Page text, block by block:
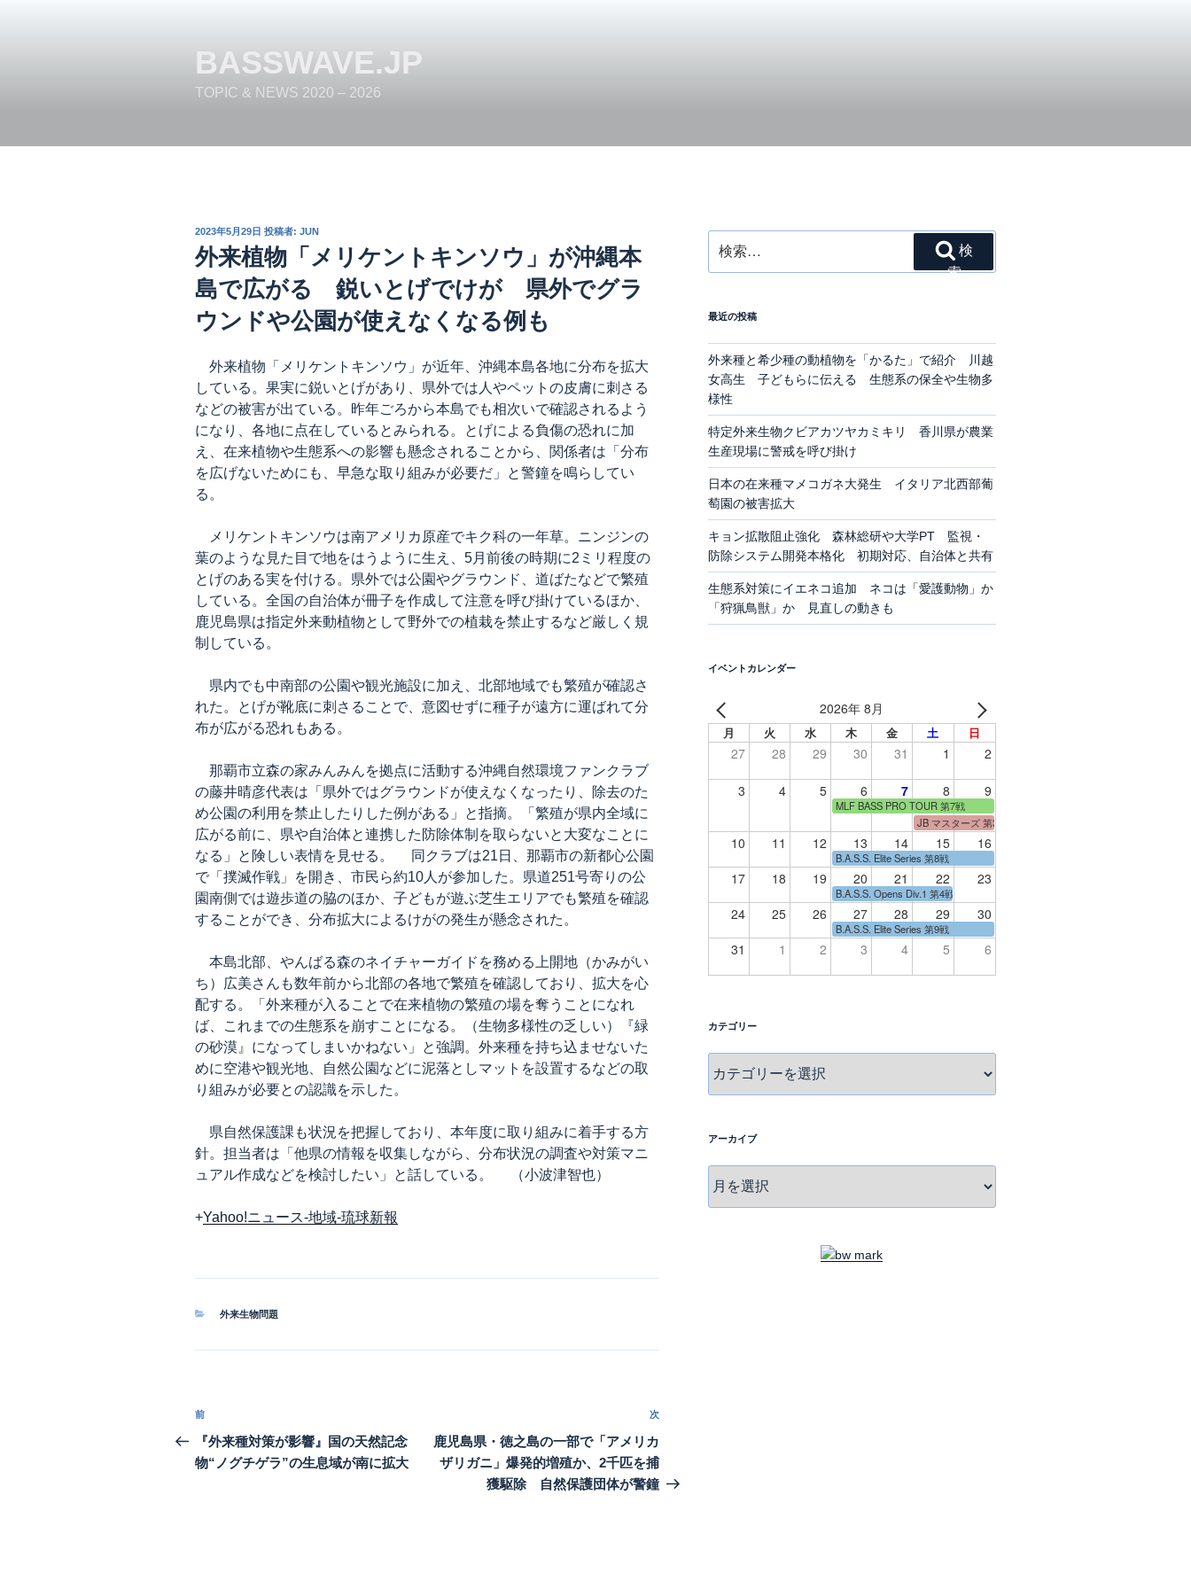
BASSWAVE.JP
TOPIC & NEWS 2020 – 2026
投
稿
日:
2023年5月29日 投稿者: JUN
外来植物「メリケントキンソウ」が沖縄本
島で広がる 鋭いとげでけが 県外でグラ
ウンドや公園が使えなくなる例も
外来植物「メリケントキンソウ」が近年、沖縄本島各地に分布を拡大
している。果実に鋭いとげがあり、県外では人やペットの皮膚に刺さる
などの被害が出ている。昨年ごろから本島でも相次いで確認されるよう
になり、各地に点在しているとみられる。とげによる負傷の恐れに加
え、在来植物や生態系への影響も懸念されることから、関係者は「分布
を広げないためにも、早急な取り組みが必要だ」と警鐘を鳴らしてい
る。
メリケントキンソウは南アメリカ原産でキク科の一年草。ニンジンの
葉のような見た目で地をはうように生え、5月前後の時期に2ミリ程度の
とげのある実を付ける。県外では公園やグラウンド、道ばたなどで繁殖
している。全国の自治体が冊子を作成して注意を呼び掛けているほか、
鹿児島県は指定外来動植物として野外での植栽を禁止するなど厳しく規
制している。
県内でも中南部の公園や観光施設に加え、北部地域でも繁殖が確認さ
れた。とげが靴底に刺さることで、意図せずに種子が遠方に運ばれて分
布が広がる恐れもある。
那覇市立森の家みんみんを拠点に活動する沖縄自然環境ファンクラブ
の藤井晴彦代表は「県外ではグラウンドが使えなくなったり、除去のた
め公園の利用を禁止したりした例がある」と指摘。「繁殖が県内全域に
広がる前に、県や自治体と連携した防除体制を取らないと大変なことに
なる」と険しい表情を見せる。 同クラブは21日、那覇市の新都心公園
で「撲滅作戦」を開き、市民ら約10人が参加した。県道251号寄りの公
園南側では遊歩道の脇のほか、子どもが遊ぶ芝生エリアでも繁殖を確認
することができ、分布拡大によるけがの発生が懸念された。
本島北部、やんばる森のネイチャーガイドを務める上開地（かみがい
ち）広美さんも数年前から北部の各地で繁殖を確認しており、拡大を心
配する。「外来種が入ることで在来植物の繁殖の場を奪うことになれ
ば、これまでの生態系を崩すことになる。（生物多様性の乏しい）『緑
の砂漠』になってしまいかねない」と強調。外来種を持ち込ませないた
めに空港や観光地、自然公園などに泥落としマットを設置するなどの取
り組みが必要との認識を示した。
県自然保護課も状況を把握しており、本年度に取り組みに着手する方
針。担当者は「他県の情報を収集しながら、分布状況の調査や対策マニ
ュアル作成などを検討したい」と話している。 （小波津智也）
+Yahoo!ニュース-地域-琉球新報
カ
外来生物問題
投
稿
ナ
前
の
投
前
『外来種対策が影響』国の天然記念
物“ノグチゲラ”の生息域が南に拡大
次
投
稿
次
鹿児島県・徳之島の一部で「アメリカ
ザリガニ」爆発的増殖か、2千匹を捕
獲駆除 自然保護団体が警鐘
索:
索
最近の投稿
外来種と希少種の動植物を「かるた」で紹介 川越
女高生 子どもらに伝える 生態系の保全や生物多
様性
特定外来生物クビアカツヤカミキリ 香川県が農業
生産現場に警戒を呼び掛け
日本の在来種マメコガネ大発生 イタリア北西部葡
萄園の被害拡大
キョン拡散阻止強化 森林総研や大学PT 監視・
防除システム開発本格化 初期対応、自治体と共有
生態系対策にイエネコ追加 ネコは「愛護動物」か
「狩猟鳥獣」か 見直しの動きも
イベントカレンダー
2026年 8月
月 火 水 木 金 土 日
27 28 29 30 31 1 2
3 4 5 6 7 8 9
MLF BASS PRO TOUR 第7戦
JB マスターズ 第3戦
10 11 12 13 14 15 16
B.A.S.S. Elite Series 第8戦
17 18 19 20 21 22 23
B.A.S.S. Opens Div.1 第4戦
24 25 26 27 28 29 30
B.A.S.S. Elite Series 第9戦
31 1 2 3 4 5 6
カテゴリー
テ
ー
アーカイブ
ー